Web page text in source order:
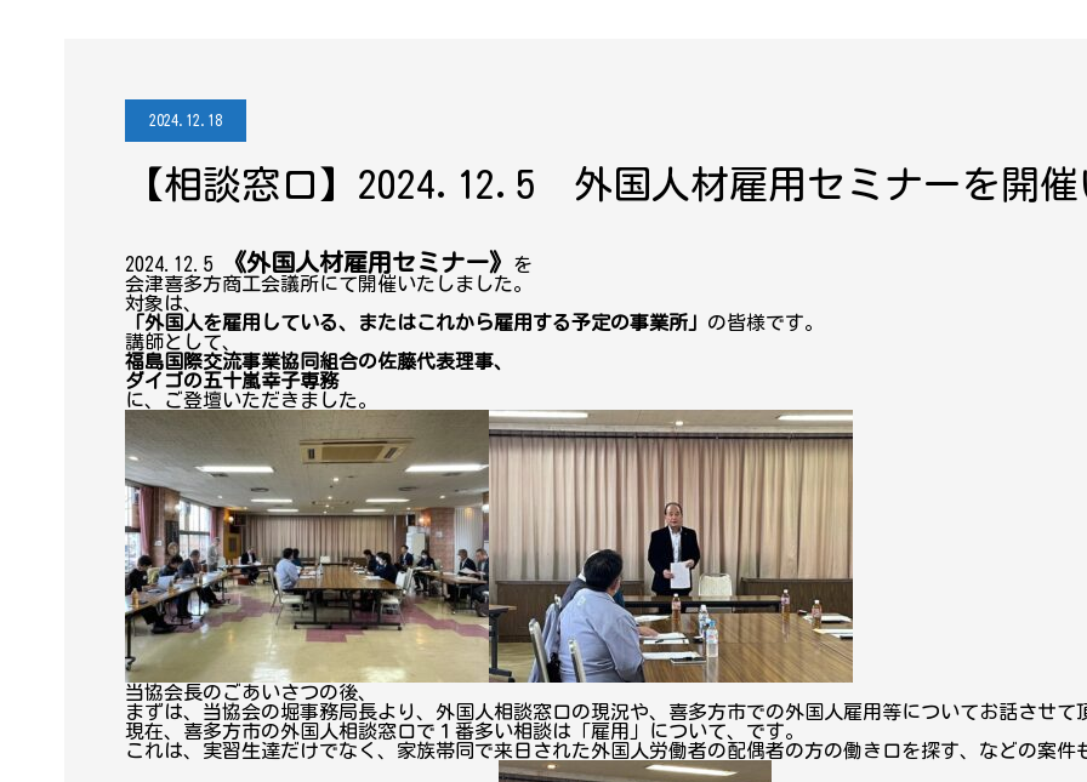
2024.12.18
【相談窓口】2024.12.5 外国人材雇用セミナーを開催
2024.12.5 《外国人材雇用セミナー》
を
会津喜多方商工会議所にて開催いたしました。
対象は、
「外国人を雇用している、またはこれから雇用する予定の事業所」 の皆様です。
講師として、
福島国際交流事業協同組合の佐藤代表理事、
ダイゴの五十嵐幸子専務
に、ご登壇いただきました。
当協会長のごあいさつの後、
まずは、当協会の堀事務局長より、外国人相談窓口の現況や、喜多方市での外国人雇用等についてお話させて
現在、喜多方市の外国人相談窓口で１番多い相談は「雇用」について、です。
これは、実習生達だけでなく、家族帯同で来日された外国人労働者の配偶者の方の働き口を探す、などの案件